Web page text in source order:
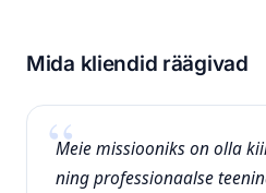
Mida kliendid räägivad
Meie missiooniks on olla
ning professionaalse